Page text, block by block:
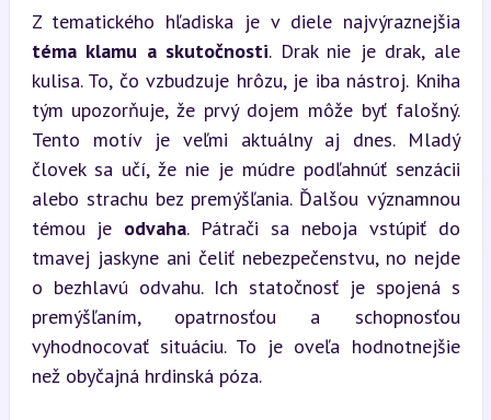
Z tematického hľadiska je v diele najvýraznejšia
téma klamu a skutočnosti. Drak nie je drak, ale
kulisa. To, čo vzbudzuje hrôzu, je iba nástroj. Kniha
tým upozorňuje, že prvý dojem môže byť falošný.
Tento motív je veľmi aktuálny aj dnes. Mladý
človek sa učí, že nie je múdre podľahnúť senzácii
alebo strachu bez premýšľania. Ďalšou významnou
témou je odvaha. Pátrači sa neboja vstúpiť do
tmavej jaskyne ani čeliť nebezpečenstvu, no nejde
o bezhlavú odvahu. Ich statočnosť je spojená s
premýšľaním, opatrnosťou a schopnosťou
vyhodnocovať situáciu. To je oveľa hodnotnejšie
než obyčajná hrdinská póza.